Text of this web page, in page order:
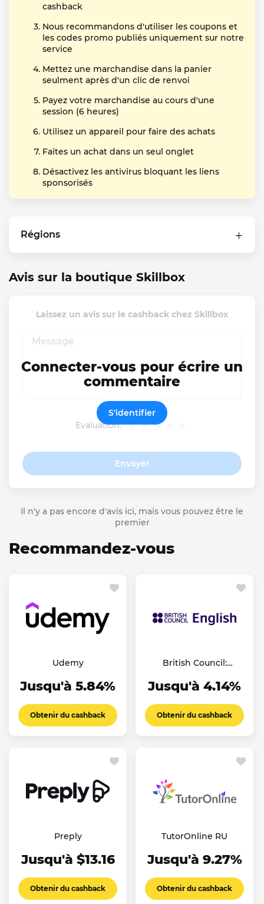
cashback
Nous recommandons d'utiliser les coupons et
les codes promo publiés uniquement sur notre
service
Mettez une marchandise dans la panier
seulment après d'un clic de renvoi
Payez votre marchandise au cours d'une
session (6 heures)
Utilisez un appareil pour faire des achats
Faites un achat dans un seul onglet
Désactivez les antivirus bloquant les liens
sponsorisés
Régions
Avis sur la boutique Skillbox
Laissez un avis sur le cashback chez Skillbox
Evaluation:
Envoyer
Connecter-vous pour écrire un
commentaire
S'identifier
Il n'y a pas encore d'avis ici, mais vous pouvez être le
premier
Recommandez-vous
Udemy
Jusqu'à 5.84%
Obtenir du cashback
British Council:
Jusqu'à 4.14%
Obtenir du cashback
Preply
Jusqu'à $13.16
Obtenir du cashback
TutorOnline RU
Jusqu'à 9.27%
Obtenir du cashback